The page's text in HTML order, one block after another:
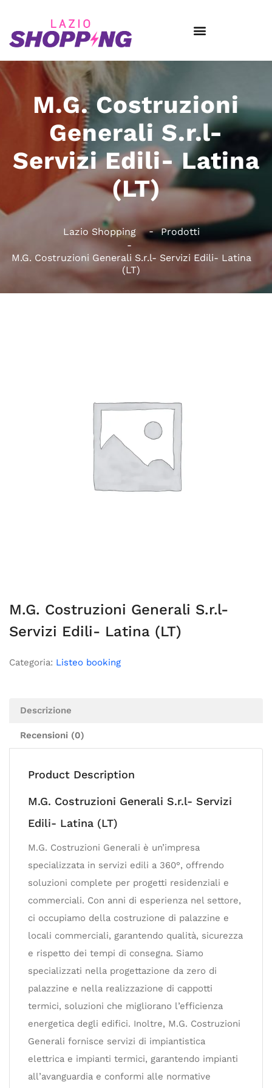
M.G. Costruzioni
Generali S.r.l-
Servizi Edili- Latina
(LT)
Lazio Shopping Prodotti
M.G. Costruzioni Generali S.r.l- Servizi Edili- Latina
(LT)
M.G. Costruzioni Generali S.r.l-
Servizi Edili- Latina (LT)
Categoria: Listeo booking
Descrizione
Recensioni (0)
Product Description
M.G. Costruzioni Generali S.r.l- Servizi
Edili- Latina (LT)
M.G. Costruzioni Generali è un’impresa
specializzata in servizi edili a 360°, offrendo
soluzioni complete per progetti residenziali e
commerciali. Con anni di esperienza nel settore,
ci occupiamo della costruzione di palazzine e
locali commerciali, garantendo qualità, sicurezza
e rispetto dei tempi di consegna. Siamo
specializzati nella progettazione da zero di
palazzine e nella realizzazione di cappotti
termici, soluzioni che migliorano l’efficienza
energetica degli edifici. Inoltre, M.G. Costruzioni
Generali fornisce servizi di impiantistica
elettrica e impianti termici, garantendo impianti
all’avanguardia e conformi alle normative